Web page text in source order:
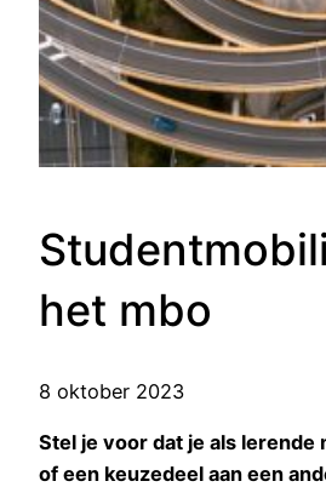
het mbo
8 oktober 2023
Stel je voor dat je als lerende
of een keuzedeel aan een